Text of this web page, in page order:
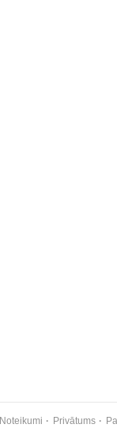
Noteikumi Privātums